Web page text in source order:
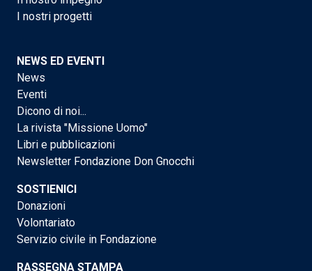
I nostri progetti
NEWS ED EVENTI
News
Eventi
Dicono di noi...
La rivista "Missione Uomo"
Libri e pubblicazioni
Newsletter Fondazione Don Gnocchi
SOSTIENICI
Donazioni
Volontariato
Servizio civile in Fondazione
RASSEGNA STAMPA